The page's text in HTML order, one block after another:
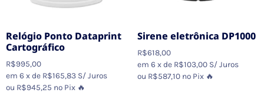
Relógio Ponto Dataprint
Cartográfico
R$995,00
em 6 x de R$165,83 S/ Juros
ou R$945,25 no Pix 🔥
Sirene eletrônica DP1000
R$618,00
em 6 x de R$103,00S/ Juros
ou R$587,10 no Pix 🔥